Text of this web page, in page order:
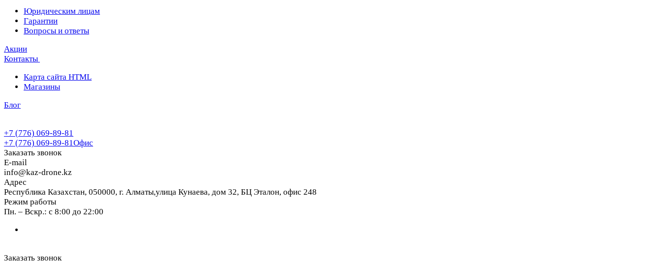
Юридическим лицам
Гарантии
Вопросы и ответы
Акции
Контакты
Карта сайта HTML
Магазины
Блог
+7 (776) 069-89-81
+7 (776) 069-89-81Офис
Заказать звонок
E-mail
info@kaz-drone.kz
Адрес
Республика Казахстан, 050000, г. Алматы,улица Кунаева, дом 32, БЦ Эталон, офис 248
Режим работы
Пн. – Вскр.: с 8:00 до 22:00
Заказать звонок